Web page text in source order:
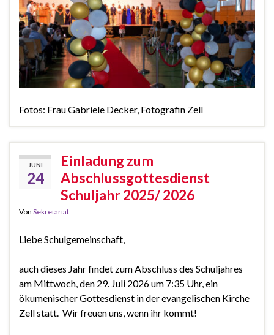
Fotos: Frau Gabriele Decker, Fotografin Zell
JUNI
24
Einladung zum
Abschlussgottesdienst
Schuljahr 2025/ 2026
Von Sekretariat
Liebe Schulgemeinschaft,
auch dieses Jahr findet zum Abschluss des Schuljahres
am Mittwoch, den 29. Juli 2026 um 7:35 Uhr, ein
ökumenischer Gottesdienst in der evangelischen Kirche
Zell statt. Wir freuen uns, wenn ihr kommt!